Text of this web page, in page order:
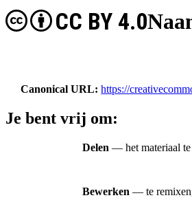
CC BY 4.0
Canonical URL https://
Je bent vrij om:
Delen — het materiaal te
Bewerken — te